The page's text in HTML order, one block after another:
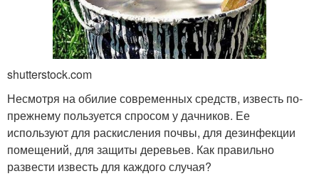
shutterstock.com
Несмотря на обилие современных средств, известь по-
прежнему пользуется спросом у дачников. Ее
используют для раскисления почвы, для дезинфекции
помещений, для защиты деревьев. Как правильно
развести известь для каждого случая?